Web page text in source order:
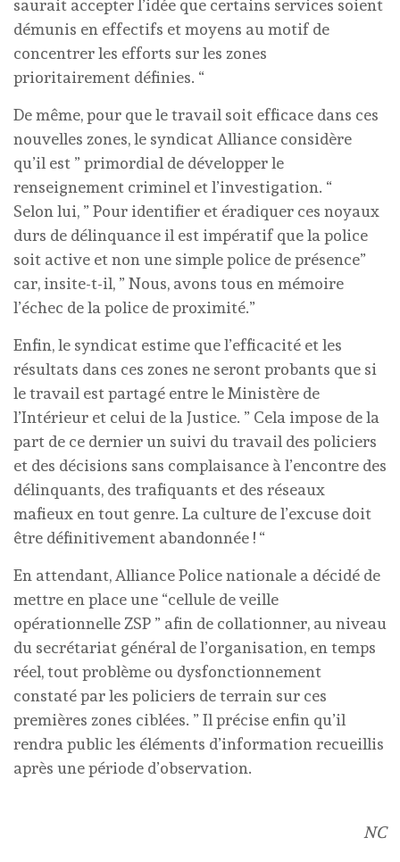
saurait accepter l’idée que certains services soient
démunis en effectifs et moyens au motif de
concentrer les efforts sur les zones
prioritairement définies. “
De même, pour que le travail soit efficace dans ces
nouvelles zones, le syndicat Alliance considère
qu’il est ” primordial de développer le
renseignement criminel et l’investigation. “
Selon lui, ” Pour identifier et éradiquer ces noyaux
durs de délinquance il est impératif que la police
soit active et non une simple police de présence”
car, insite-t-il, ” Nous, avons tous en mémoire
l’échec de la police de proximité.”
Enfin, le syndicat estime que l’efficacité et les
résultats dans ces zones ne seront probants que si
le travail est partagé entre le Ministère de
l’Intérieur et celui de la Justice. ” Cela impose de la
part de ce dernier un suivi du travail des policiers
et des décisions sans complaisance à l’encontre des
délinquants, des trafiquants et des réseaux
mafieux en tout genre. La culture de l’excuse doit
être définitivement abandonnée ! “
En attendant, Alliance Police nationale a décidé de
mettre en place une “cellule de veille
opérationnelle ZSP ” afin de collationner, au niveau
du secrétariat général de l’organisation, en temps
réel, tout problème ou dysfonctionnement
constaté par les policiers de terrain sur ces
premières zones ciblées. ” Il précise enfin qu’il
rendra public les éléments d’information recueillis
après une période d’observation.
NC